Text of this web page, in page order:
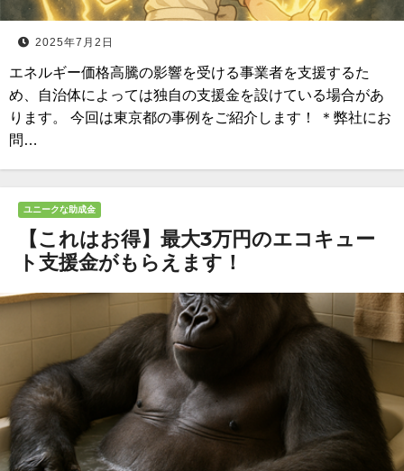
2025年7月2日
エネルギー価格高騰の影響を受ける事業者を支援するた
め、自治体によっては独自の支援金を設けている場合があ
ります。 今回は東京都の事例をご紹介します！ ＊弊社にお
問…
ユニークな助成金
【これはお得】最大3万円のエコキュー
ト支援金がもらえます！